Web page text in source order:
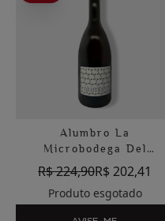
Alumbro La
Microbodega Del
Alumbro
R$ 224,90R$ 202,41
Produto esgotado